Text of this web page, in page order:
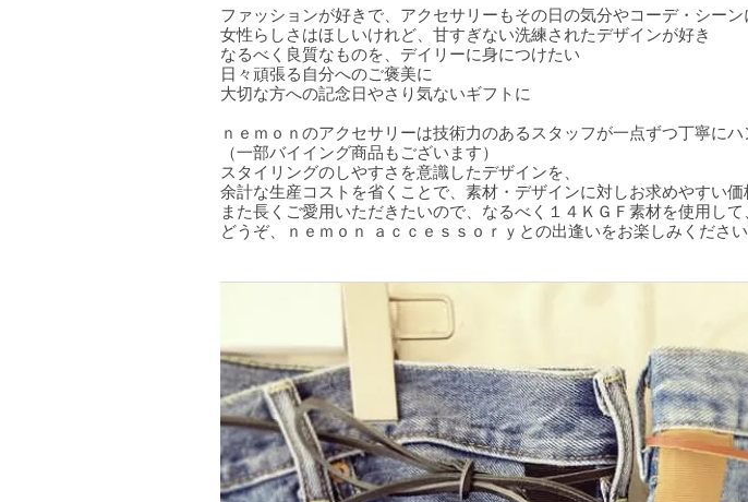
ファッションが好きで、アクセサリーもその日の気分やコーデ・シー
女性らしさはほしいけれど、甘すぎない洗練されたデザインが好き
なるべく良質なものを、デイリーに身につけたい
日々頑張る自分へのご褒美に
大切な方への記念日やさり気ないギフトに
ｎｅｍｏｎのアクセサリーは技術力のあるスタッフが一点ずつ丁寧に
（一部バイイング商品もございます）
スタイリングのしやすさを意識したデザインを、
余計な生産コストを省くことで、素材・デザインに対しお求めやすい
また長くご愛用いただきたいので、なるべく１４ＫＧＦ素材を使用し
どうぞ、ｎｅｍｏｎ ａｃｃｅｓｓｏｒｙとの出逢いをお楽しみください